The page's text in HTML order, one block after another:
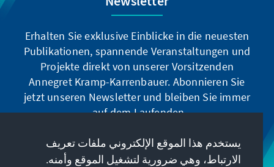
Erhalten Sie exklusive Einblicke in die neuesten
Publikationen, spannende Veranstaltungen und
Projekte direkt von unserer Vorsitzenden
Annegret Kramp-Karrenbauer. Abonnieren Sie
jetzt unseren Newsletter und bleiben Sie immer
auf dem Laufenden.
Jetzt abonnieren
يستخدم هذا الموقع الإلكتروني ملفات تعريف
الارتباط، وهي ضرورية لتشغيل الموقع وأمنه.